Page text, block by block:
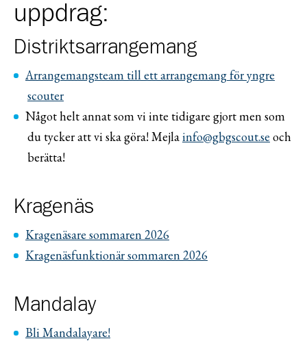
uppdrag:
Distriktsarrangemang
Arrangemangsteam till ett arrangemang för yngre
scouter
Något helt annat som vi inte tidigare gjort men som
du tycker att vi ska göra! Mejlainfo@gbgscout.se och
berätta!
Kragenäs
Kragenäsare sommaren 2026
Kragenäsfunktionär sommaren 2026
Mandalay
Bli Mandalayare!